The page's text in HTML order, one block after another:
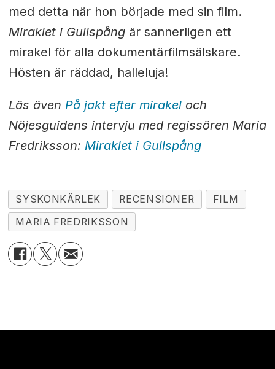
med detta när hon började med sin film.
Miraklet i Gullspång är sannerligen ett
mirakel för alla dokumentärfilmsälskare.
Hösten är räddad, halleluja!
Läs även På jakt efter mirakeloch
Nöjesguidens intervju med regissören Maria
Fredriksson: Miraklet i Gullspång
SYSKONKÄRLEK RECENSIONER
FILM
MARIA FREDRIKSSON